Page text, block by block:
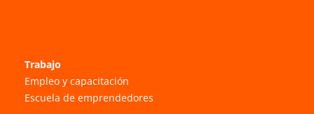
Trabajo
Empleo y capacitación
Escuela de emprendedores